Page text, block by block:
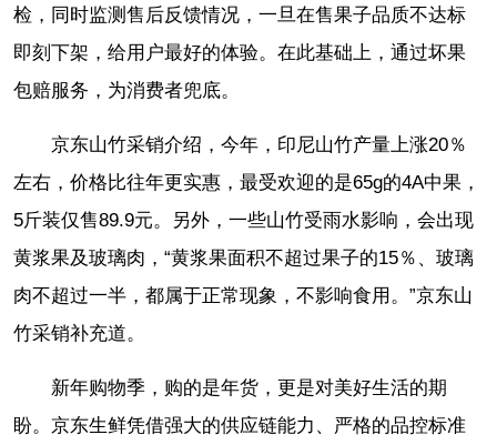
检，同时监测售后反馈情况，一旦在售果子品质不达标
即刻下架，给用户最好的体验。在此基础上，通过坏果
包赔服务，为消费者兜底。
京东山竹采销介绍，今年，印尼山竹产量上涨20％
左右，价格比往年更实惠，最受欢迎的是65g的4A中果，
5斤装仅售89.9元。另外，一些山竹受雨水影响，会出现
黄浆果及玻璃肉，“黄浆果面积不超过果子的15％、玻璃
肉不超过一半，都属于正常现象，不影响食用。”京东山
竹采销补充道。
新年购物季，购的是年货，更是对美好生活的期
盼。京东生鲜凭借强大的供应链能力、严格的品控标准